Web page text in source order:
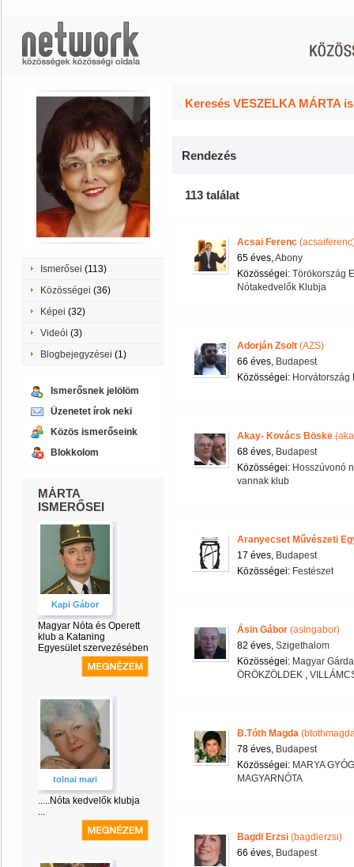
Ismerősei (113)
Közösségei (36)
Képei (32)
Videói (3)
Blogbejegyzései (1)
Ismerősnek jelölöm
Üzenetet írok neki
Közös ismerőseink
Blokkolom
MÁRTA
ISMERŐSEI
Kapi Gábor
Magyar Nóta és Operett
klub a Kataning
Egyesület szervezésében
tolnai mari
.....Nóta kedvelők klubja
...
Keresés VESZELKA MÁRTA
Rendezés
113 találat
Acsai Ferenc
65 éves,Abony
Közösségei: Törökország
Nótakedvelők Klubja
Adorján Zsolt (AZS)
66 éves, Budapest
Közösségei: Horvátország
Akay- Kovács Böske
68 éves, Budapest
Közösségei: Hosszúvonó
vannak klub
Aranyecset Művészeti
17 éves, Budapest
Közösségei: Festészet
Ásin Gábor (asingabor)
82 éves, Szigethalom
Közösségei: Magyar
ÖRÖKZÖLDEK ,
B.Tóth Magda
78 éves, Budapest
Közösségei: MARYA
MAGYARNÓTA
Bagdi Erzsi (bagdierzsi)
66 éves, Budapest